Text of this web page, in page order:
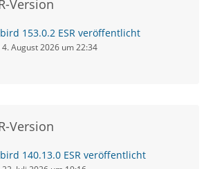
Version
153.0.2 ESR veröffentlicht
4. August 2026 um 22:34
Version
140.13.0 ESR veröffentlicht